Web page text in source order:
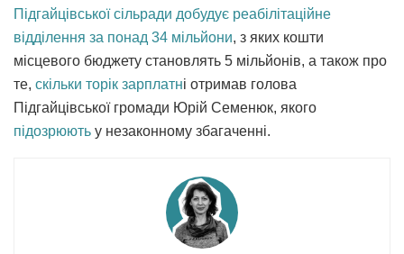
Підгайцівської сільради добудує реабілітаційне
відділення за понад 34 мільйони, з яких кошти
місцевого бюджету становлять 5 мільйонів, а також про
те, скільки торік зарплатні отримав голова
Підгайцівської громади Юрій Семенюк, якого
підозрюють у незаконному збагаченні.